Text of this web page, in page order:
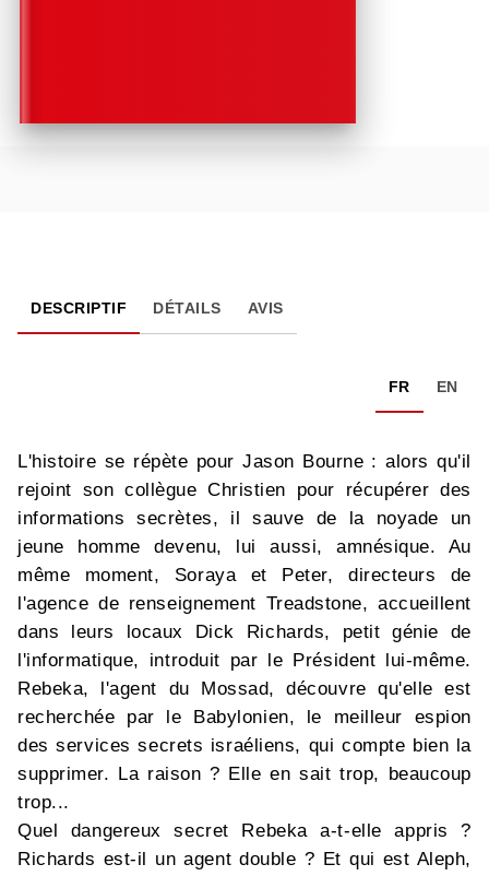
DESCRIPTIF DÉTAILS AVIS
FR EN
L'histoire se répète pour Jason Bourne : alors qu'il
rejoint son collègue Christien pour récupérer des
informations secrètes, il sauve de la noyade un
jeune homme devenu, lui aussi, amnésique. Au
même moment, Soraya et Peter, directeurs de
l'agence de renseignement Treadstone, accueillent
dans leurs locaux Dick Richards, petit génie de
l'informatique, introduit par le Président lui-même.
Rebeka, l'agent du Mossad, découvre qu'elle est
recherchée par le Babylonien, le meilleur espion
des services secrets israéliens, qui compte bien la
supprimer. La raison ? Elle en sait trop, beaucoup
trop...
Quel dangereux secret Rebeka a-t-elle appris ?
Richards est-il un agent double ? Et qui est Aleph,